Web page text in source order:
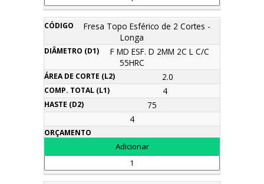
Fresa Topo Esférico de 2 Cortes -
Longa
F MD ESF. D 2MM 2C L C/C
55HRC
2.0
4
75
4